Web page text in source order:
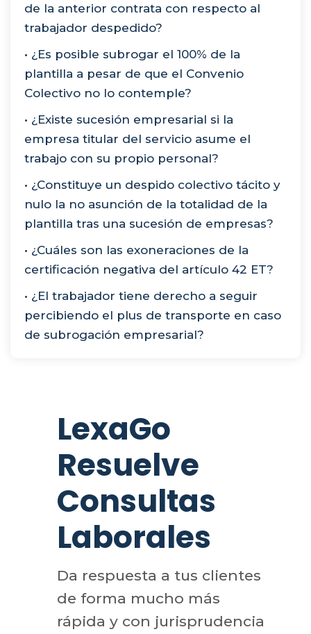
de la anterior contrata con respecto al
trabajador despedido?
• ¿Es posible subrogar el 100% de la
plantilla a pesar de que el Convenio
Colectivo no lo contemple?
• ¿Existe sucesión empresarial si la
empresa titular del servicio asume el
trabajo con su propio personal?
• ¿Constituye un despido colectivo tácito y
nulo la no asunción de la totalidad de la
plantilla tras una sucesión de empresas?
• ¿Cuáles son las exoneraciones de la
certificación negativa del artículo 42 ET?
• ¿El trabajador tiene derecho a seguir
percibiendo el plus de transporte en caso
de subrogación empresarial?
LexaGo
Resuelve
Consultas
Laborales
Da respuesta a tus clientes
de forma mucho más
rápida y con jurisprudencia